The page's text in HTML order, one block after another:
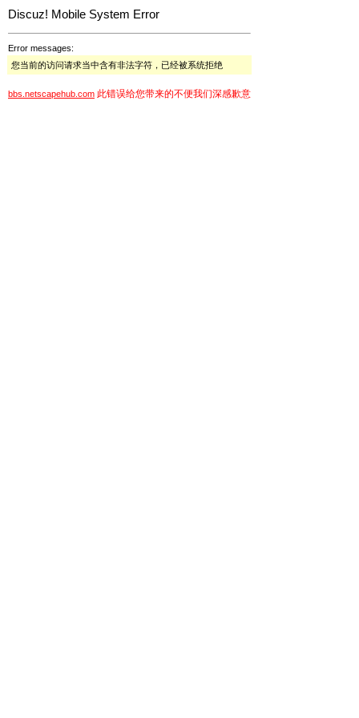
Discuz! Mobile System Error
Error messages:
您当前的访问请求当中含有非法字符，已经被系统拒绝
bbs.netscapehub.com 此错误给您带来的不便我们深感歉意